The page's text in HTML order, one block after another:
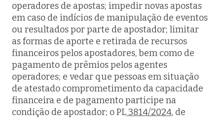
operadores de apostas; impedir novas apostas
em caso de indícios de manipulação de eventos
ou resultados por parte de apostador; limitar
as formas de aporte e retirada de recursos
financeiros pelos apostadores, bem como de
pagamento de prêmios pelos agentes
operadores; e vedar que pessoas em situação
de atestado comprometimento da capacidade
financeira e de pagamento participe na
condição de apostador; o PL3814/2024, de